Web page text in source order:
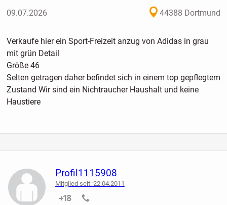
09.07.2026 44388 Dortmund
Verkaufe hier ein Sport-Freizeit anzug von Adidas in grau
mit grün Detail
Größe 46
Selten getragen daher befindet sich in einem top gepflegtem
Zustand Wir sind ein Nichtraucher Haushalt und keine
Haustiere
Profil1115908
Mitglied seit: 22.04.2011
nicht verifiziert
nicht verifiziert